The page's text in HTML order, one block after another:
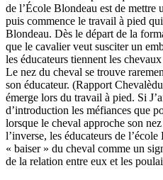
de l’École Blondeau est de mettre
puis commence le travail à pied
Blondeau. Dès le départ de la
que le cavalier veut susciter un
les éducateurs tiennent les
Le nez du cheval se trouve
son éducateur. (Rapport
émerge lors du travail à pied. Si
d’introduction les méfiances que
lorsque le cheval approche son
l’inverse, les éducateurs de
« baiser » du cheval comme un
de la relation entre eux et les